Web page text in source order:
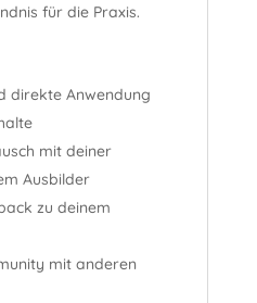
für die Praxis.
direkte Anwendung
mit deiner
Ausbilder
zu deinem
mit anderen